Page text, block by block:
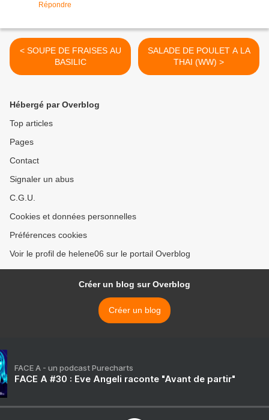
Répondre
< SOUPE DE FRAISES AU
BASILIC
SALADE DE POULET A LA
THAI (WW) >
Hébergé par Overblog
Top articles
Pages
Contact
Signaler un abus
C.G.U.
Cookies et données personnelles
Préférences cookies
Voir le profil de helene06 sur le portail Overblog
Créer un blog sur Overblog
Créer un blog
FACE A - un podcast Purecharts
FACE A #30 : Eve Angeli raconte "Avant de partir"